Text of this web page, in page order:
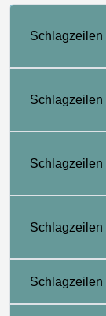
Schlagzeilen
Schlagzeilen
Schlagzeilen
Schlagzeilen
Schlagzeilen